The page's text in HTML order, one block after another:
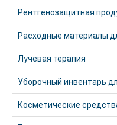
Рентгенозащитная
Расходные материалы
Лучевая терапия
Уборочный инвентарь
Косметические